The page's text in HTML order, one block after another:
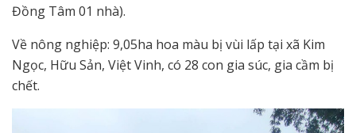
Đồng Tâm 01 nhà).
Về nông nghiệp: 9,05ha hoa màu bị vùi lấp tại xã Kim
Ngọc, Hữu Sản, Việt Vinh, có 28 con gia súc, gia cầm bị
chết.